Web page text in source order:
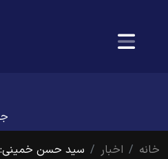
جمعه
خانه
اخبار سید حسن خمینی: